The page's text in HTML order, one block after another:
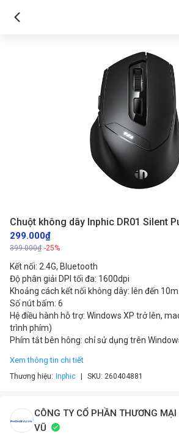
Chuột không dây Inphic DR01 Silent
299.000₫
399.000₫ -25%
Kết nối: 2.4G, Bluetooth
Độ phân giải DPI tối đa: 1600dpi
Khoảng cách kết nối không dây: lên đến 10m
Số nút bấm: 6
Hệ điều hành hỗ trợ: Windows XP trở lên,
trình phím)
Phím tắt bên hông: chỉ sử dụng trên
Xem thông tin chi tiết
Thương hiệu: Inphic SKU: 260404881
CÔNG TY CỔ PHẦN THƯƠNG
VŨ